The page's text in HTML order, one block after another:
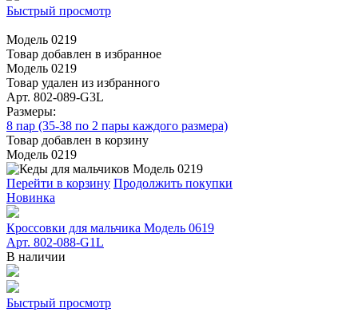
Быстрый просмотр
Модель 0219
Товар добавлен в избранное
Модель 0219
Товар удален из избранного
Арт. 802-089-G3L
Размеры:
8 пар (35-38 по 2 пары каждого размера)
Товар добавлен в корзину
Модель 0219
Перейти в корзину Продолжить покупки
Новинка
Кроссовки для мальчика Модель 0619
Арт. 802-088-G1L
В наличии
Быстрый просмотр